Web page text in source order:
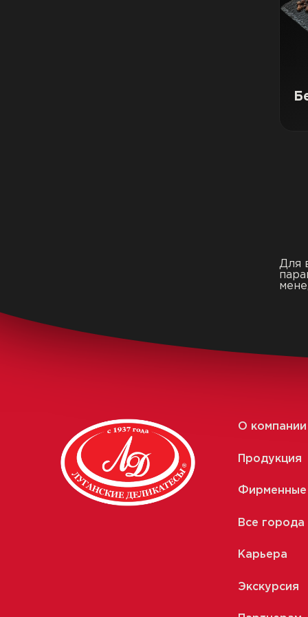
Для
О компании
Продукция
Фирменные
Все города
Карьера
Экскурсия